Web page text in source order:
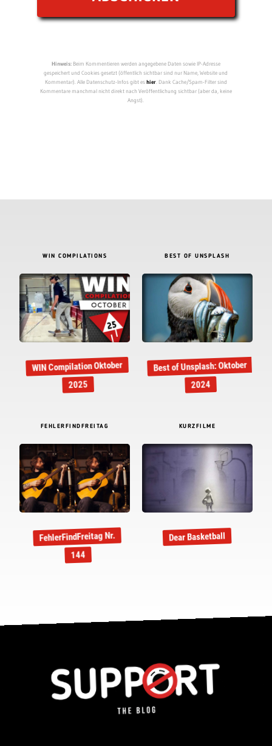
Hinweis:Beim Kommentieren werden angegebene Daten sowie IP-Adresse
gespeichert und Cookies gesetzt (öffentlich sichtbar sind nur Name, Website und
Kommentar). Alle Datenschutz-Infos gibt eshier. Dank Cache/Spam-Filter sind
Kommentare manchmal nicht direkt nach Veröffentlichung sichtbar (aber da, keine
Angst).
WIN COMPILATIONS
WIN Compilation Oktober
2025
BEST OF UNSPLASH
Best of Unsplash: Oktober
2024
FEHLERFINDFREITAG
FehlerFindFreitag Nr.
144
KURZFILME
Dear Basketball